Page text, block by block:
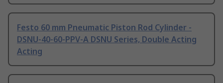
Festo 60 mm Pneumatic Piston Rod Cylinder -
DSNU-40-60-PPV-A DSNU Series, Double Acting
Acting